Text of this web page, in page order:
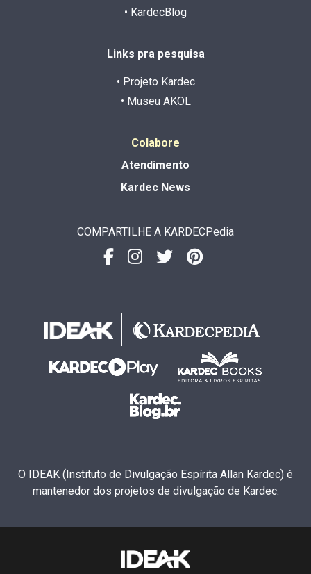
• KardecBlog
Links pra pesquisa
• Projeto Kardec
• Museu AKOL
Colabore
Atendimento
Kardec News
COMPARTILHE A KARDECPedia
O IDEAK (Instituto de Divulgação Espírita Allan Kardec) é
mantenedor dos projetos de divulgação de Kardec.